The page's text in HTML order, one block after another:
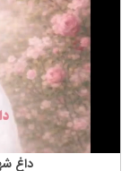
داغ